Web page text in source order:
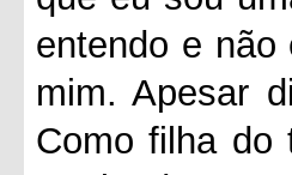
entendo e
mim. Apesar
Como filha do